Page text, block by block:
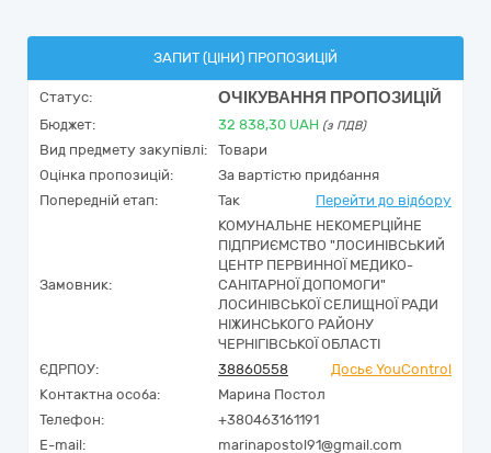
ЗАПИТ (ЦІНИ) ПРОПОЗИЦІЙ
Статус: ОЧІКУВАННЯ ПРОПОЗИЦІЙ
Бюджет: 32 838,30 UAH (з ПДВ)
Вид предмету закупівлі:
Товари
Оцінка пропозицій:
За вартістю придбання
Попередній етап:
Так Перейти до відбору
Замовник:
КОМУНАЛЬНЕ НЕКОМЕРЦІЙНЕ
ПІДПРИЄМСТВО "ЛОСИНІВСЬКИЙ
ЦЕНТР ПЕРВИННОЇ МЕДИКО-
САНІТАРНОЇ ДОПОМОГИ"
ЛОСИНІВСЬКОЇ СЕЛИЩНОЇ РАДИ
НІЖИНСЬКОГО РАЙОНУ
ЧЕРНІГІВСЬКОЇ ОБЛАСТІ
ЄДРПОУ:
38860558
Досьє YouControl
Контактна особа:
Марина Постол
Телефон:
+380463161191
E-mail:
marinapostol91@gmail.com